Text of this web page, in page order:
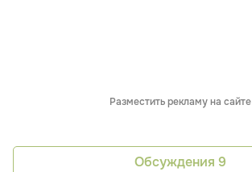
Разместить рекламу на сайте
Обсуждения 9